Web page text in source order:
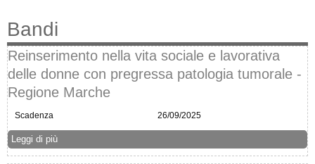
Bandi
Reinserimento nella vita sociale e lavorativa
delle donne con pregressa patologia tumorale -
Regione Marche
Scadenza 26/09/2025
Leggi di più